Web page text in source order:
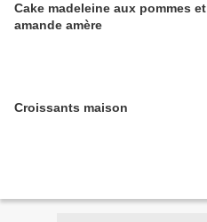
Cake madeleine aux pommes et
amande amère
Croissants maison